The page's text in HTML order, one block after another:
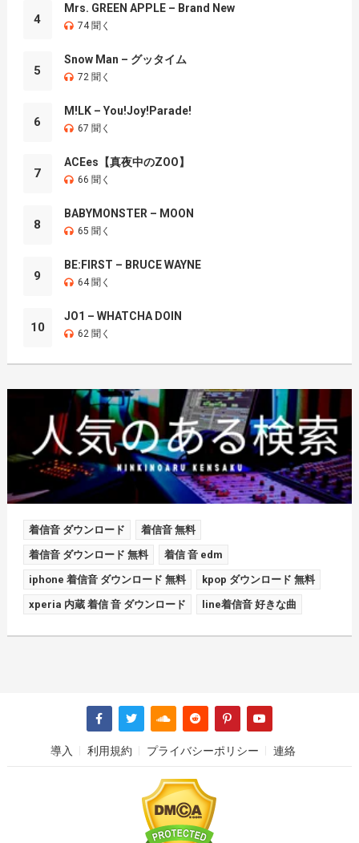
4
Mrs. GREEN APPLE – Brand New
74 聞く
5
Snow Man – グッタイム
72 聞く
6
M!LK – You!Joy!Parade!
67 聞く
7
ACEes【真夜中のZOO】
66 聞く
8
BABYMONSTER – MOON
65 聞く
9
BE:FIRST – BRUCE WAYNE
64 聞く
10
JO1 – WHATCHA DOIN
62 聞く
着信音 ダウンロード 着信音 無料
着信音 ダウンロード 無料 着信 音 edm
iphone 着信音 ダウンロード 無料 kpop ダウンロード 無料
xperia 内蔵 着信 音 ダウンロード line着信音 好きな曲
導入 利用規約 プライバシーポリシー 連絡